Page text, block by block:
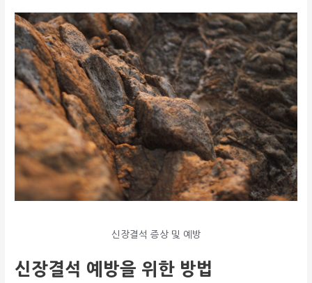
신장결석 증상 및 예방
신장결석 예방을 위한 방법